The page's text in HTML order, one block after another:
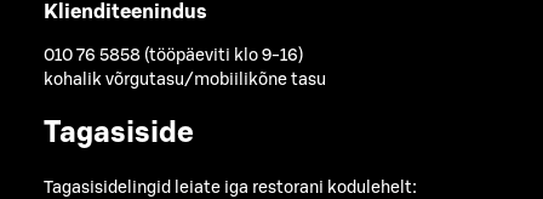
Klienditeenindus
010 76 5858 (tööpäeviti klo 9-16)
kohalik võrgutasu/mobiilikõne tasu
Tagasiside
Tagasisidelingid leiate iga restorani kodulehelt: